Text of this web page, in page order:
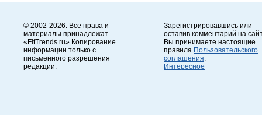
© 2002-2026. Все права и
материалы принадлежат
«FitTrends.ru» Копирование
информации только с
письменного разрешения
редакции.
Зарегистрировавшись или
оставив комментарий на
Вы принимаете настоящие
правила Пользовательского
соглашения
Интересное